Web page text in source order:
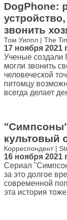
DogPhone:
звонить
Том Уиппл | The
17 ноября 2021
Ученые создали
могли звонить
человеческой
питомцу
всегда делает
культовый
Корреспондент |
16 ноября 2021
Сериал
за это долгое
современной
эта история